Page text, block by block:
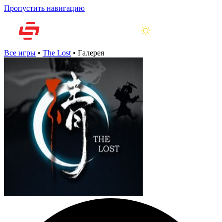
Пропустить навигацию
Все игры • The Lost • Галерея